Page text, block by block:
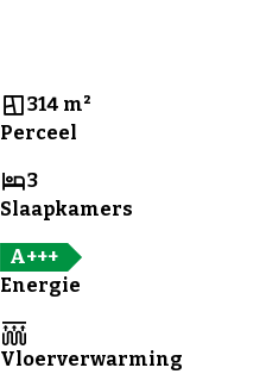
314 m²
Perceel
3
Slaapkamers
A+++
Energie
Vloerverwarming